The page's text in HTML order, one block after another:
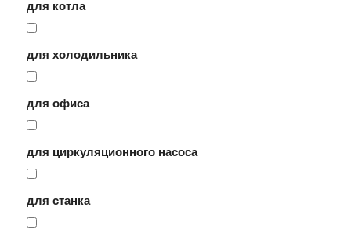
для котла
для холодильника
для офиса
для циркуляционного насоса
для станка